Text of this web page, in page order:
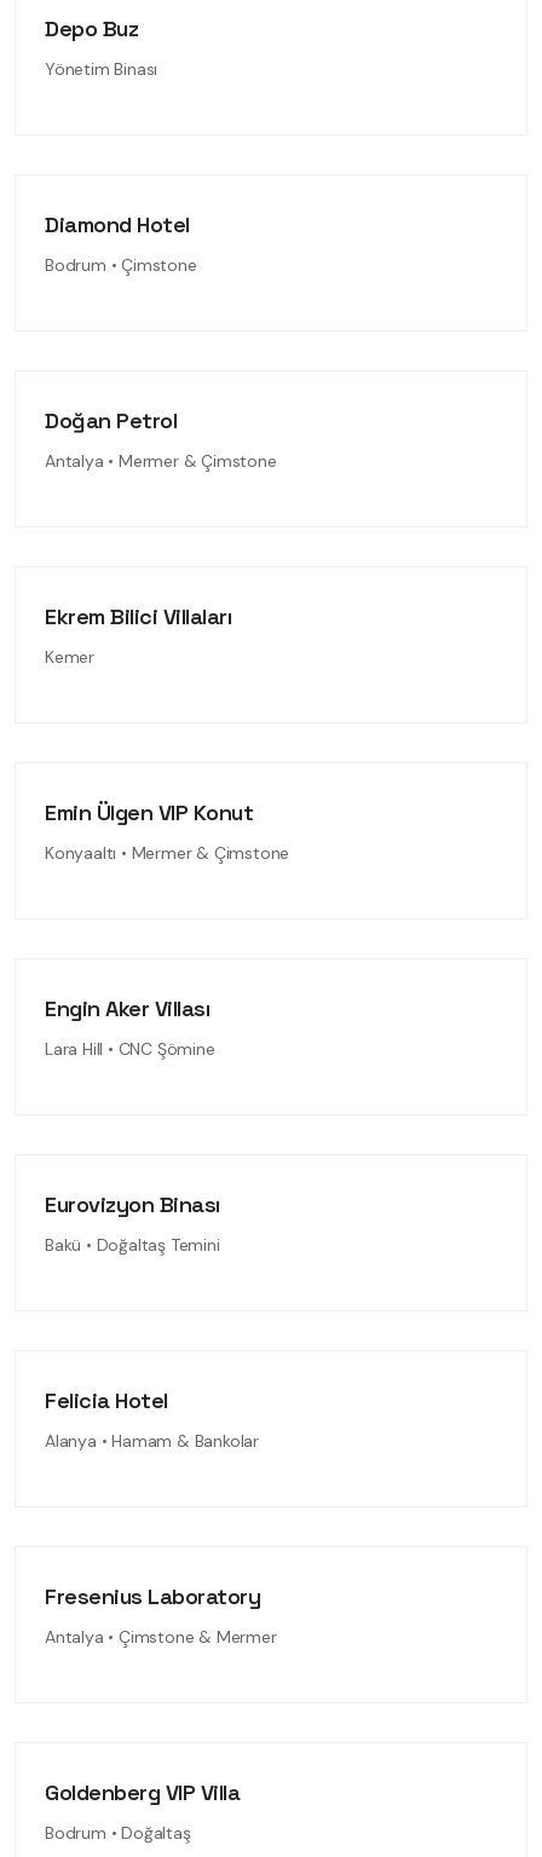
Depo Buz
Yönetim Binası
Diamond Hotel
Bodrum • Çimstone
Doğan Petrol
Antalya • Mermer & Çimstone
Ekrem Bilici Villaları
Kemer
Emin Ülgen VIP Konut
Konyaaltı • Mermer & Çimstone
Engin Aker Villası
Lara Hill • CNC Şömine
Eurovizyon Binası
Bakü • Doğaltaş Temini
Felicia Hotel
Alanya • Hamam & Bankolar
Fresenius Laboratory
Antalya • Çimstone & Mermer
Goldenberg VIP Villa
Bodrum • Doğaltaş